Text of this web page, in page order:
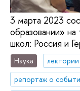
3 марта 2023
образовании»
школ: Россия и
Наука лектории
репортаж о